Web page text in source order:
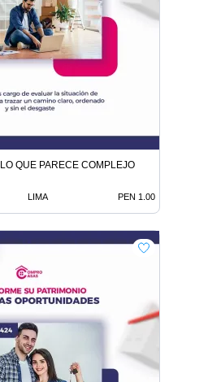
QUE PARECE COMPLEJO
LIMA PEN 1.00